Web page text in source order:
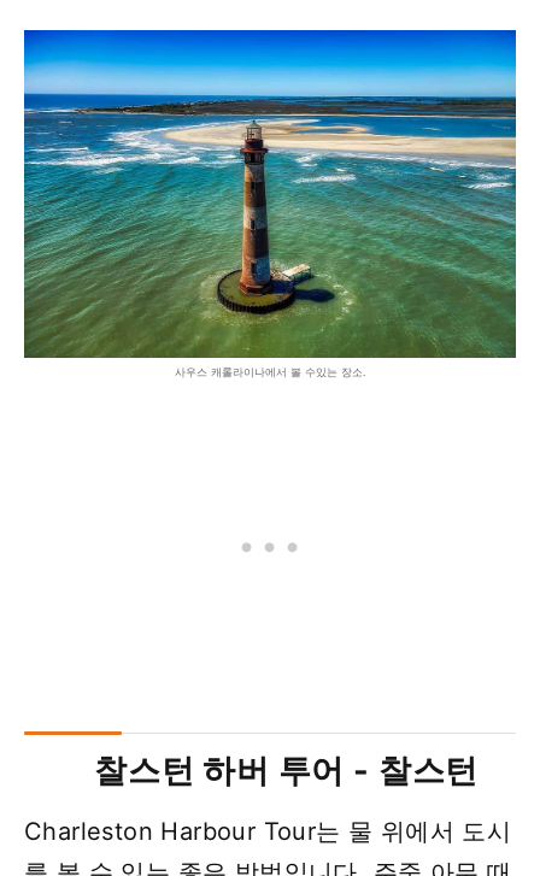
사우스 캐롤라이나에서 볼 수있는 장소.
찰스턴 하버 투어 - 찰스턴
Charleston Harbour Tour는 물 위에서 도시